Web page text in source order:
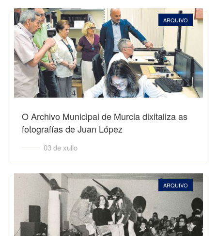
ARQUIVO
O Archivo Municipal de Murcia dixitaliza as
fotografías de Juan López
03 de xullo
ARQUIVO